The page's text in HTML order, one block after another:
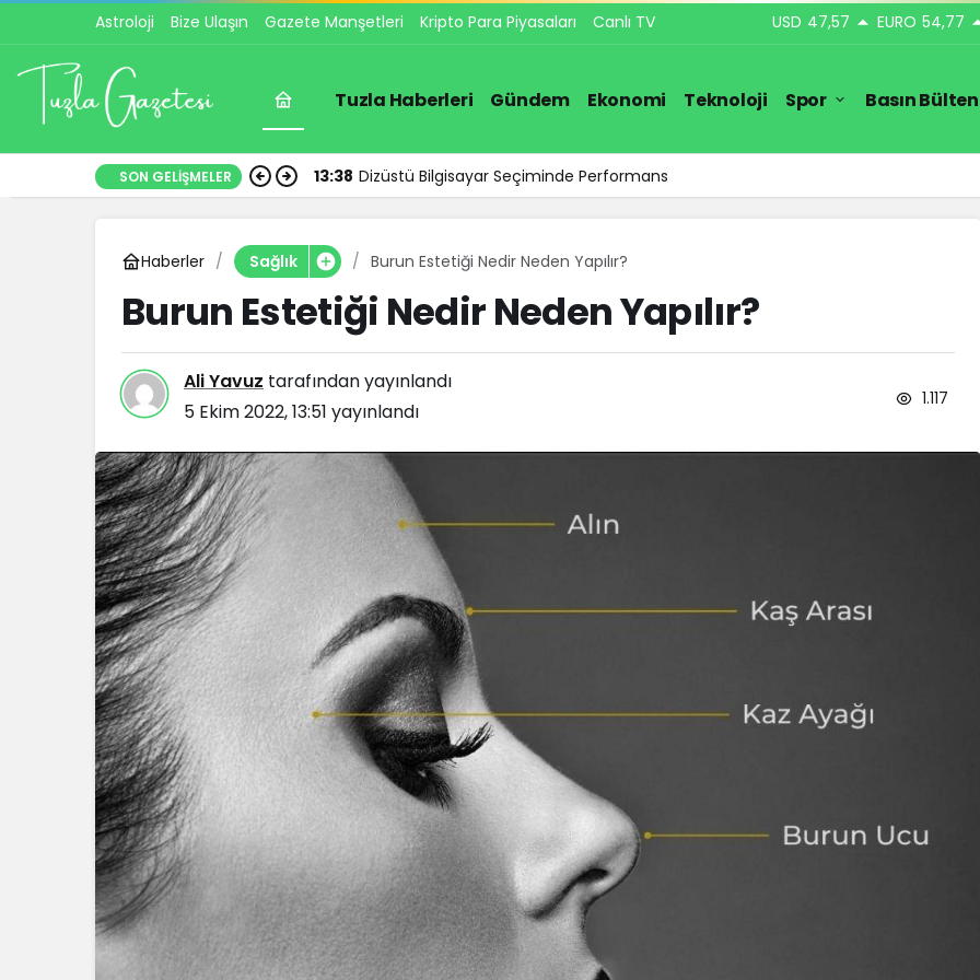
Astroloji Bize Ulaşın Gazete Manşetleri Kripto Para Piyasaları Canlı TV USD 47,57 EURO 54,77
Tuzla Haberleri Gündem Ekonomi Teknoloji Spor Basın
SON GELIŞMELER 13:38 Dizüstü Bilgisayar Seçiminde Performans
Haberler Sağlık Burun Estetiği Nedir Neden Yapılır?
Burun Estetiği Nedir Neden Yapılır?
Ali Yavuz tarafından yayınlandı
5 Ekim 2022, 13:51 yayınlandı
1.117
Dizüstü Bilgisayar
Seçiminde Performans
İstanbul Anadolu Yakası